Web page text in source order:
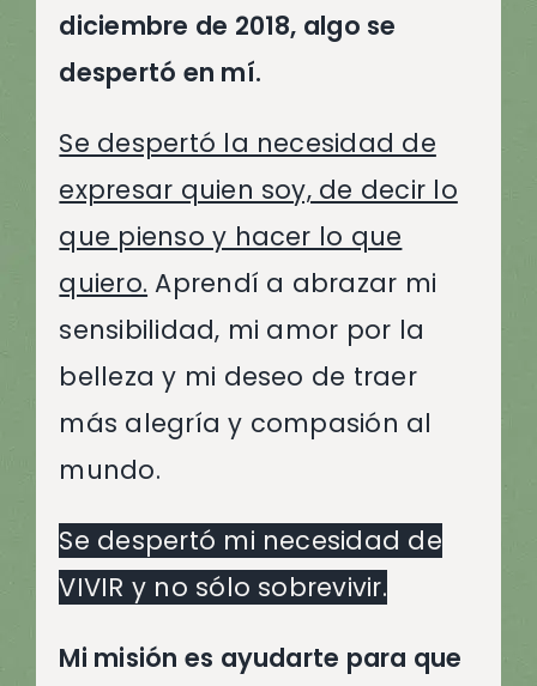
diciembre de 2018, algo se
despertó en mí.
Se despertó la necesidad de
expresar quien soy, de decir lo
que pienso y hacer lo que
quiero. Aprendí a abrazar mi
sensibilidad, mi amor por la
belleza y mi deseo de traer
más alegría y compasión al
mundo.
Se despertó mi necesidad de
VIVIR y no sólo sobrevivir.
Mi misión es ayudarte para que